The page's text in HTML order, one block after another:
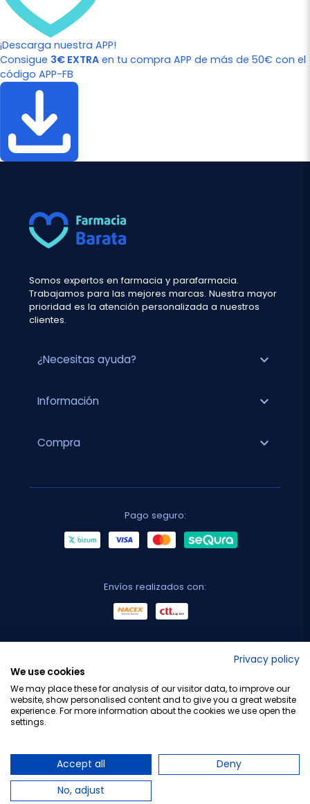
¡Descarga nuestra APP!
Consigue 3€ EXTRA en tu compra APP de más de 50€ con el
código APP-FB
Somos expertos en farmacia y parafarmacia.
Trabajamos para las mejores marcas. Nuestra mayor
prioridad es la atención personalizada a nuestros
clientes.
¿Necesitas ayuda? expand_more
Información expand_more
Compra expand_more
Pago seguro:
Envíos realizados con:
Privacy policy
We use cookies
We may place these for analysis of our visitor data, to improve our
website, show personalised content and to give you a great website
experience. For more information about the cookies we use open the
settings.
Accept all
Deny
No, adjust